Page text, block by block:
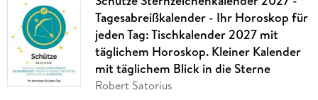
Tagesabreißkalender - Ihr Horoskop für
jeden Tag: Tischkalender 2027 mit
täglichem Horoskop. Kleiner Kalender
mit täglichem Blick in die Sterne
Robert Satorius